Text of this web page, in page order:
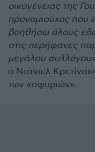
οικογένειας της
προνομιούχος που
βοηθήσω όλους
στις περήφανες
μεγάλου
ο Ντάνιελ
των «σφυριών».